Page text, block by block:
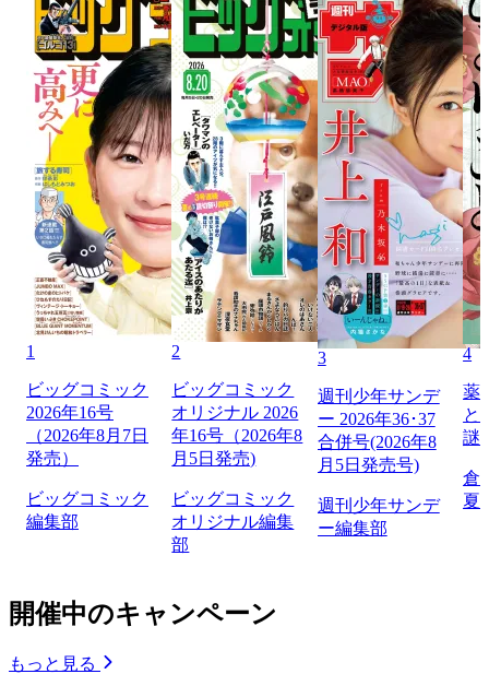
1
ビッグコミック
2026年16号
（2026年8月7日
発売）
ビッグコミック
編集部
2
ビッグコミック
オリジナル 2026
年16号（2026年8
月5日発売)
ビッグコミック
オリジナル編集
部
3
週刊少年サンデ
ー 2026年36･37
合併号(2026年8
月5日発売号)
週刊少年サンデ
ー編集部
4
薬
と
謎
倉
夏
開催中のキャンペーン
もっと見る